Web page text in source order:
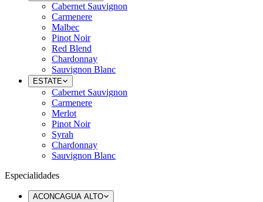
Cabernet Sauvignon
Carmenere
Malbec
Pinot Noir
Red Blend
Chardonnay
Sauvignon Blanc
ESTATE
Cabernet Sauvignon
Carmenere
Merlot
Pinot Noir
Syrah
Chardonnay
Sauvignon Blanc
Especialidades
ACONCAGUA ALTO